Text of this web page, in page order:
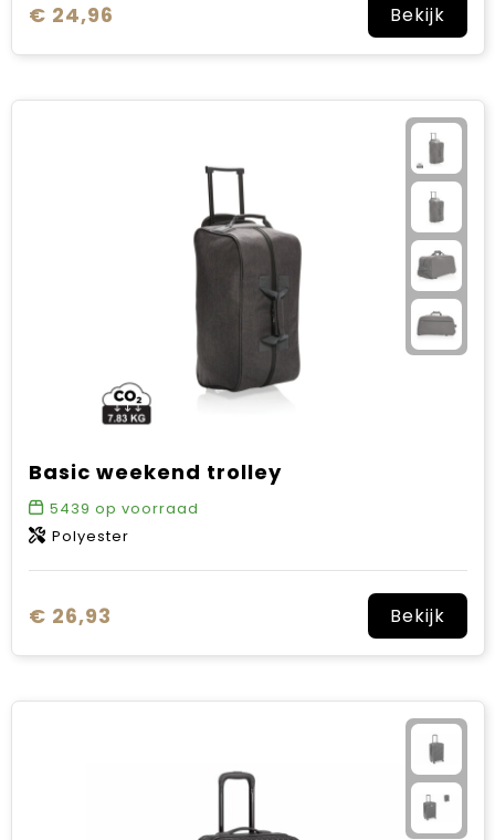
€ 24,96 Bekijk
Basic weekend trolley
5439 op voorraad
Polyester
€ 26,93 Bekijk